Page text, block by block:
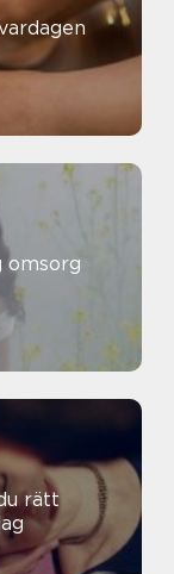
i vardagen